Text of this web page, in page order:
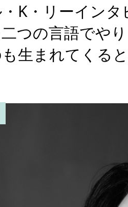
K・リーインタ
二つの言語でや
生まれてくると